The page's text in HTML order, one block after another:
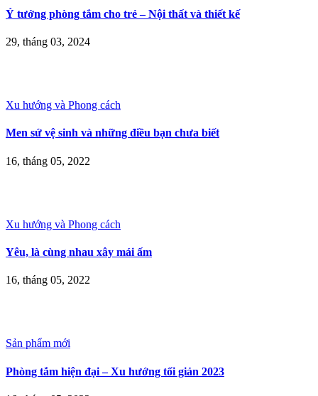
Ý tưởng phòng tắm cho trẻ – Nội thất và thiết kế
29, tháng 03, 2024
Xu hướng và Phong cách
Men sứ vệ sinh và những điều bạn chưa biết
16, tháng 05, 2022
Xu hướng và Phong cách
Yêu, là cùng nhau xây mái ấm
16, tháng 05, 2022
Sản phẩm mới
Phòng tắm hiện đại – Xu hướng tối giản 2023